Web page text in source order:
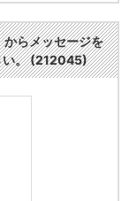
らメッセージを
い。 (212045)